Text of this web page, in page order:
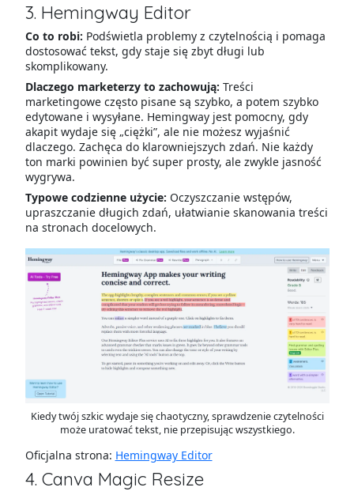
3. Hemingway Editor
Co to robi: Podświetla problemy z czytelnością i pomaga
dostosować tekst, gdy staje się zbyt długi lub
skomplikowany.
Dlaczego marketerzy to zachowują: Treści
marketingowe często pisane są szybko, a potem szybko
edytowane i wysyłane. Hemingway jest pomocny, gdy
akapit wydaje się „ciężki”, ale nie możesz wyjaśnić
dlaczego. Zachęca do klarowniejszych zdań. Nie każdy
ton marki powinien być super prosty, ale zwykle jasność
wygrywa.
Typowe codzienne użycie: Oczyszczanie wstępów,
upraszczanie długich zdań, ułatwianie skanowania treści
na stronach docelowych.
Kiedy twój szkic wydaje się chaotyczny, sprawdzenie czytelności
może uratować tekst, nie przepisując wszystkiego.
Oficjalna strona: Hemingway Editor
4. Canva Magic Resize